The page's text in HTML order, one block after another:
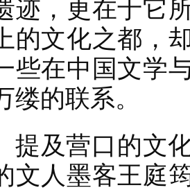
迹，更在于它
上的文化之都，
些在中国文学
缕的联系。
提及营口的文
文人墨客王庭